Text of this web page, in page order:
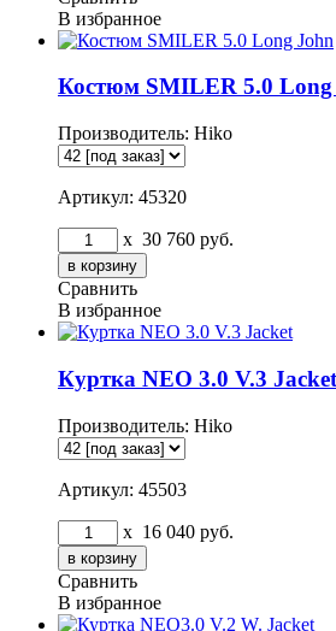
В избранное
Костюм SMILER 5.0
Производитель: Hiko
Артикул: 45320
x 30 760 руб.
Сравнить
В избранное
Куртка NEO 3.0 V.3 Jacket
Производитель: Hiko
Артикул: 45503
x 16 040 руб.
Сравнить
В избранное